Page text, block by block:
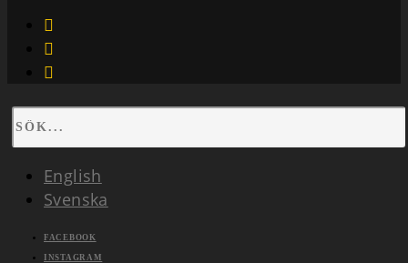
English
Svenska
FACEBOOK
INSTAGRAM